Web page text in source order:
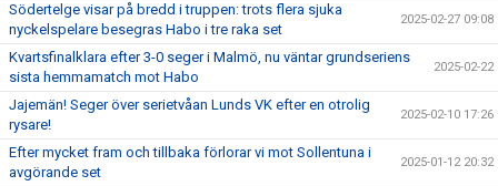
Södertelge visar på bredd i truppen: trots flera sjuka
nyckelspelare besegras Habo i tre raka set
2025-02-27 09:08
Kvartsfinalklara efter 3-0 seger i Malmö, nu väntar grundseriens
sista hemmamatch mot Habo
2025-02-22
Jajemän! Seger över serietvåan Lunds VK efter en otrolig
rysare!
2025-02-10 17:26
Efter mycket fram och tillbaka förlorar vi mot Sollentuna i
avgörande set
2025-01-12 20:32